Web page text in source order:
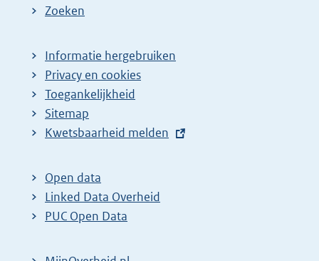
Zoeken
Informatie hergebruiken
Privacy en cookies
Toegankelijkheid
Sitemap
E
t
e
r
Kwetsbaarheid melden
Open data
Linked Data Overheid
PUC Open Data